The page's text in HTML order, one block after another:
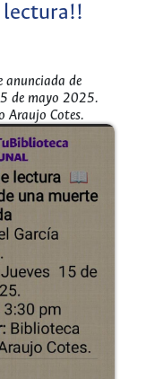
lectura!!
anunciada de
de mayo 2025.
Araujo Cotes.